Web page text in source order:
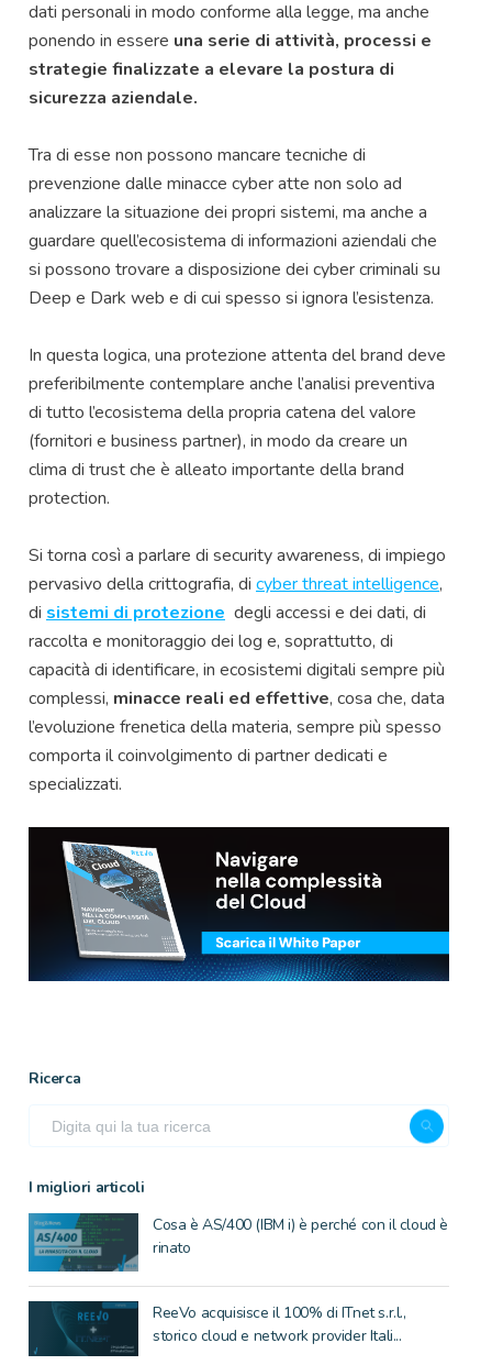
dati personali in modo conforme alla legge, ma anche
ponendo in essere una serie di attività, processi e
strategie finalizzate a elevare la postura di
sicurezza aziendale.
Tra di esse non possono mancare tecniche di
prevenzione dalle minacce cyber atte non solo ad
analizzare la situazione dei propri sistemi, ma anche a
guardare quell’ecosistema di informazioni aziendali che
si possono trovare a disposizione dei cyber criminali su
Deep e Dark web e di cui spesso si ignora l’esistenza.
In questa logica, una protezione attenta del brand deve
preferibilmente contemplare anche l’analisi preventiva
di tutto l’ecosistema della propria catena del valore
(fornitori e business partner), in modo da creare un
clima di trust che è alleato importante della brand
protection.
Si torna così a parlare di security awareness, di impiego
pervasivo della crittografia, di cyber threat intelligence,
di sistemi di protezione degli accessi e dei dati, di
raccolta e monitoraggio dei log e, soprattutto, di
capacità di identificare, in ecosistemi digitali sempre più
complessi, minacce reali ed effettive, cosa che, data
l’evoluzione frenetica della materia, sempre più spesso
comporta il coinvolgimento di partner dedicati e
specializzati.
Ricerca
I migliori articoli
Cosa è AS/400 (IBM i) è perché con il cloud è
rinato
ReeVo acquisisce il 100% di ITnet s.r.l.,
storico cloud e network provider Itali...